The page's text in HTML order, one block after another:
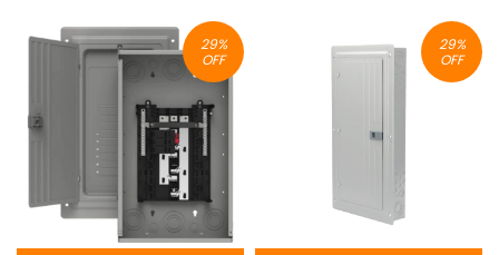
29%
OFF
29%
OFF